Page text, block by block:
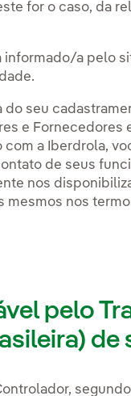
for o caso, da
informado/a pelo
do seu
e Fornecedores
a Iberdrola,
de seus
nos
nos
pelo